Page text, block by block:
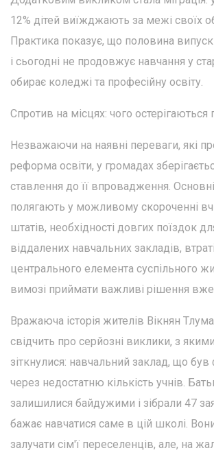
12% дітей виїжджають за межі своїх
Практика показує, що половина
і сьогодні не продовжує навчання у
обирає коледжі та професійну освіту.
Спротив на місцях: чого остерігаються
Незважаючи на наявні переваги, які
реформа освіти, у громадах
ставлення до її впровадження.
полягають у можливому скороченні
штатів, необхідності довгих поїздок
віддалених навчальних закладів,
центрального елемента суспільного
вимозі приймати важливі рішення вже
Вражаюча історія жителів Вікнян
свідчить про серйозні виклики, з
зіткнулися: навчальний заклад, що був
через недостатню кількість учнів.
залишилися байдужими і зібрали 47
бажає навчатися саме в цій школі.
залучати сім'ї переселенців, але, на